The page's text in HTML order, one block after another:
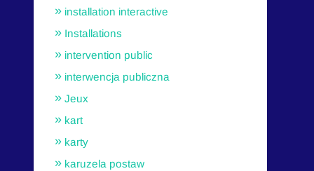
installation interactive
Installations
intervention public
interwencja publiczna
Jeux
kart
karty
karuzela postaw